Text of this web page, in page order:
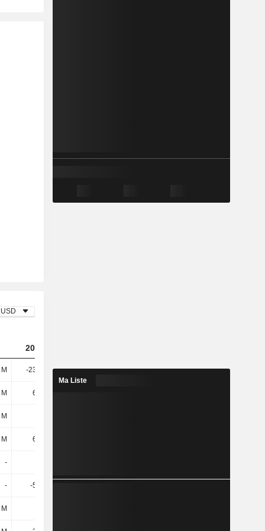
USD
2023
-23,41 M -9,47 M -21,48 M
6,19 M
6,19 M
-
- -5,84 M
Ma Liste